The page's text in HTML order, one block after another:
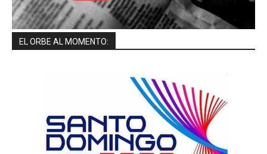
EL ORBE AL MOMENTO: